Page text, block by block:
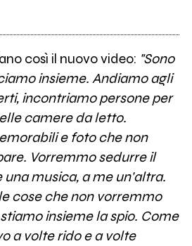
così il nuovo video: "Sono
insieme. Andiamo agli
incontriamo persone per
camere da letto.
e foto che non
Vorremmo sedurre il
una musica, a me un'altra.
cose che non vorremmo
insieme la spio. Come
a volte rido e a volte